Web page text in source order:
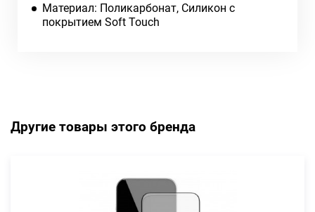
Материал: Поликарбонат, Силикон с
покрытием Soft Touch
Другие товары этого бренда